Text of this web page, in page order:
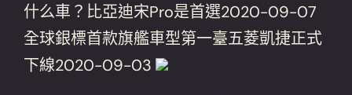
什么車？比亞迪宋Pro是首選2020-09-07
全球銀標首款旗艦車型第一臺五菱凱捷正式
下線2020-09-03